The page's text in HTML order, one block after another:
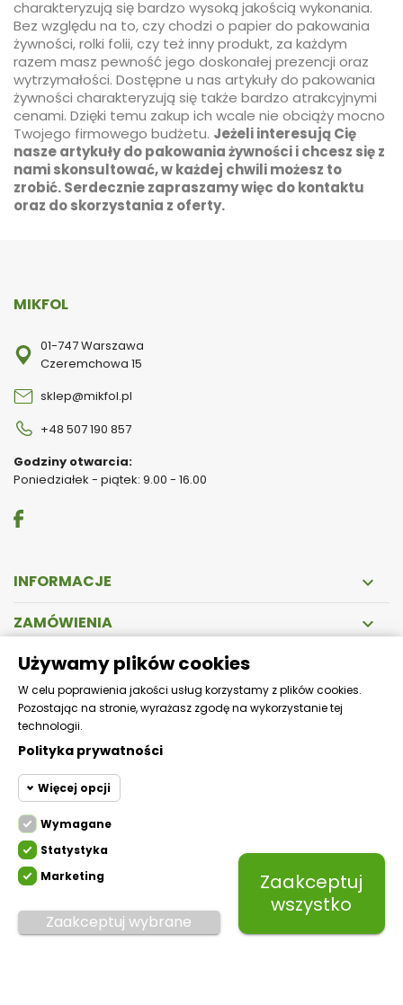
charakteryzują się bardzo wysoką jakością wykonania.
Bez względu na to, czy chodzi o papier do pakowania
żywności, rolki folii, czy też inny produkt, za każdym
razem masz pewność jego doskonałej prezencji oraz
wytrzymałości. Dostępne u nas artykuły do pakowania
żywności charakteryzują się także bardzo atrakcyjnymi
cenami. Dzięki temu zakup ich wcale nie obciąży mocno
Twojego firmowego budżetu. Jeżeli interesują Cię
nasze artykuły do pakowania żywności i chcesz się z
nami skonsultować, w każdej chwili możesz to
zrobić. Serdecznie zapraszamy więc do kontaktu
oraz do skorzystania z oferty.
MIKFOL
01-747 Warszawa
Czeremchowa 15
sklep@mikfol.pl
+48 507 190 857
Godziny otwarcia:
Poniedziałek - piątek: 9.00 - 16.00
INFORMACJE 
ZAMÓWIENIA 
Używamy plików cookies
W celu poprawienia jakości usług korzystamy z plików cookies.
Pozostając na stronie, wyrażasz zgodę na wykorzystanie tej
technologii.
Polityka prywatności
Więcej opcji
Wymagane pliki cookie oraz
cookie HttpOnly. Pliki cookie
wymagane do przeglądania
witryny i korzystania z jej
podstawowych funkcji. Te pliki
Cookie
Cookie
Wymagane
Statystyka
Marketing
Zaakceptuj wybrane
Zaakceptuj
wszystko
DOSTAWA
Zapewniamy szybką i bezpieczną wysyłkę!